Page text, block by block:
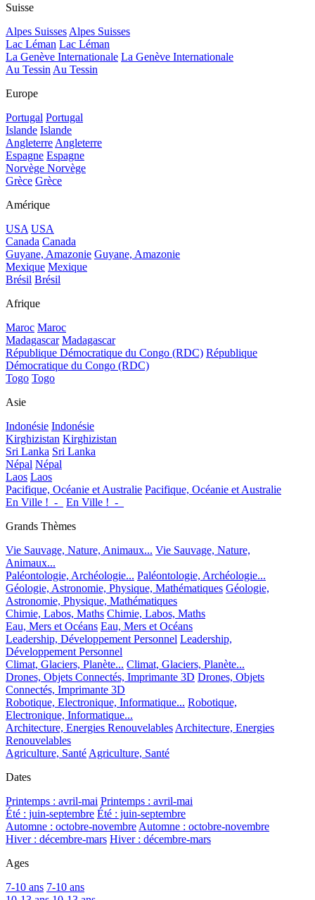
Suisse
Alpes Suisses Alpes Suisses
Lac Léman Lac Léman
La Genève Internationale La Genève Internationale
Au Tessin Au Tessin
Europe
Portugal Portugal
Islande Islande
Angleterre Angleterre
Espagne Espagne
Norvège Norvège
Grèce Grèce
Amérique
USA USA
Canada Canada
Guyane, Amazonie Guyane, Amazonie
Mexique Mexique
Brésil Brésil
Afrique
Maroc Maroc
Madagascar Madagascar
République Démocratique du Congo (RDC) République
Démocratique du Congo (RDC)
Togo Togo
Asie
Indonésie Indonésie
Kirghizistan Kirghizistan
Sri Lanka Sri Lanka
Népal Népal
Laos Laos
Pacifique, Océanie et Australie Pacifique, Océanie et Australie
En Ville !_-_
En Ville !_-_
Grands Thèmes
Vie Sauvage, Nature, Animaux... Vie Sauvage, Nature,
Animaux...
Paléontologie, Archéologie... Paléontologie, Archéologie...
Géologie, Astronomie, Physique, Mathématiques Géologie,
Astronomie, Physique, Mathématiques
Chimie, Labos, Maths Chimie, Labos, Maths
Eau, Mers et Océans Eau, Mers et Océans
Leadership, Développement Personnel Leadership,
Développement Personnel
Climat, Glaciers, Planète... Climat, Glaciers, Planète...
Drones, Objets Connectés, Imprimante 3D Drones, Objets
Connectés, Imprimante 3D
Robotique, Electronique, Informatique... Robotique,
Electronique, Informatique...
Architecture, Energies Renouvelables Architecture, Energies
Renouvelables
Agriculture, Santé Agriculture, Santé
Dates
Printemps : avril-mai Printemps : avril-mai
Été : juin-septembre Été : juin-septembre
Automne : octobre-novembre Automne : octobre-novembre
Hiver : décembre-mars Hiver : décembre-mars
Ages
7-10 ans 7-10 ans